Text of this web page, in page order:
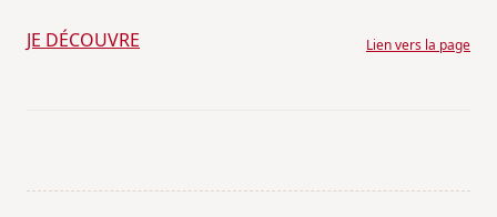
JE DÉCOUVRE Lien vers la page